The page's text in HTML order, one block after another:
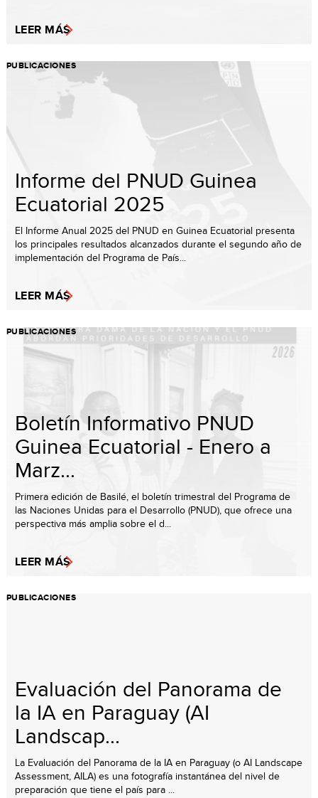
LEER MÁS
PUBLICACIONES
Informe del PNUD Guinea
Ecuatorial 2025
El Informe Anual 2025 del PNUD en Guinea Ecuatorial presenta
los principales resultados alcanzados durante el segundo año de
implementación del Programa de País...
LEER MÁS
PUBLICACIONES
Boletín Informativo PNUD
Guinea Ecuatorial - Enero a
Marz...
Primera edición de Basilé, el boletín trimestral del Programa de
las Naciones Unidas para el Desarrollo (PNUD), que ofrece una
perspectiva más amplia sobre el d...
LEER MÁS
PUBLICACIONES
Evaluación del Panorama de
la IA en Paraguay (AI
Landscap...
La Evaluación del Panorama de la IA en Paraguay (o AI Landscape
Assessment, AILA) es una fotografía instantánea del nivel de
preparación que tiene el país para ...